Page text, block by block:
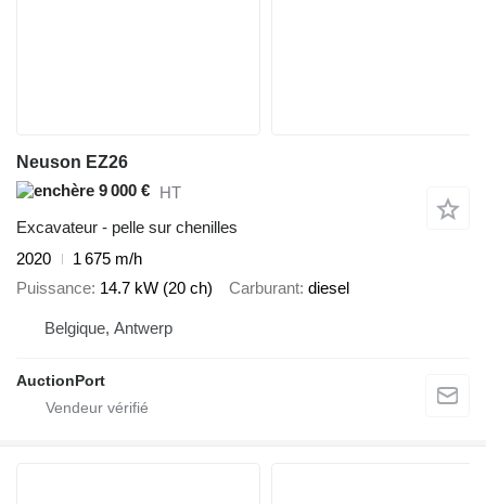
Neuson EZ26
9 000 € HT
Excavateur - pelle sur chenilles
2020
1 675 m/h
Puissance 14.7 kW (20 ch) Carburant diesel
Belgique, Antwerp
AuctionPort